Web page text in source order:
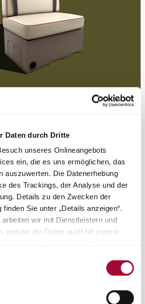
Daten durch Dritte
unseres Onlineangebots
ein, die es uns ermöglichen, das
auszuwerten. Die Datenerhebung
des Trackings, der Analyse und der
Details zu den Zwecken der
finden Sie unter „Details anzeigen“.
wir mit Dienstleistern und
welche die Daten auch für eigene
zulassen“ oder durch Auswählen
und Services in der Detailansicht
zur Verarbeitung Ihrer Daten
Sie ist freiwillig, für die
souhait (sellerie cuir disponible en